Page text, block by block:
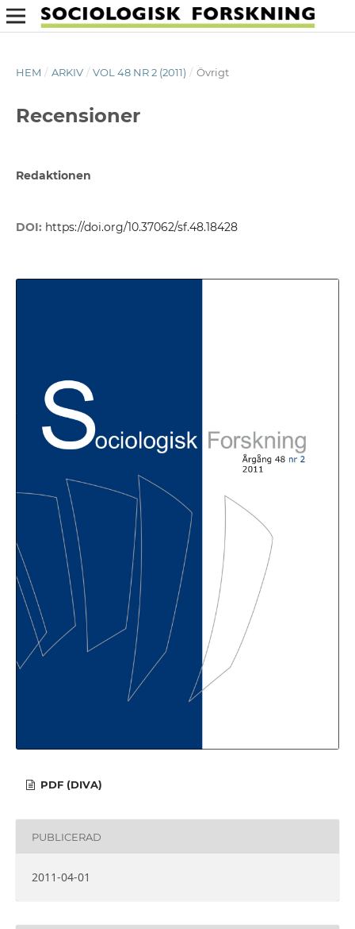
HEM / ARKIV / VOL 48 NR 2 (2011) / Övrigt
Recensioner
Redaktionen
DOI: https://doi.org/10.37062/sf.48.18428
PDF (DIVA)
PUBLICERAD
2011-04-01